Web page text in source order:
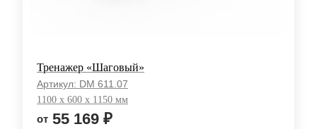
Тренажер «Шаговый»
Артикул: DM 611.07
1100 x 600 x 1150 мм
55 169 ₽